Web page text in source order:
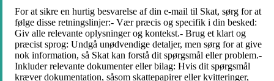
For at sikre en hurtig besvarelse af din e-mail til Skat, sørg for at
følge disse retningslinjer:- Vær præcis og specifik i din besked:
Giv alle relevante oplysninger og kontekst.- Brug et klart og
præcist sprog: Undgå unødvendige detaljer, men sørg for at give
nok information, så Skat kan forstå dit spørgsmål eller problem.-
Inkluder relevante dokumenter eller bilag: Hvis dit spørgsmål
kræver dokumentation, såsom skattepapirer eller kvitteringer,